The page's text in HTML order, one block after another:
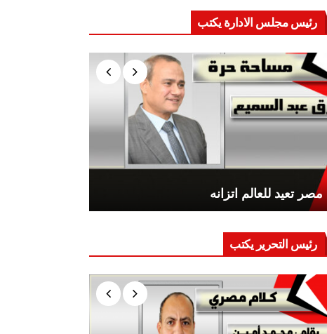
رئيس مجلس الادارة يكتب
مصر تعيد للعالم اتزانه
رئيس التحرير يكتب